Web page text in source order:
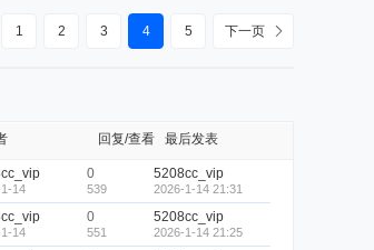
1 2 3 4 5 下一页
回复/查看 最后发表
14
0
539
5208cc_vip
2026-1-14 21:31
14
0
551
5208cc_vip
2026-1-14 21:25